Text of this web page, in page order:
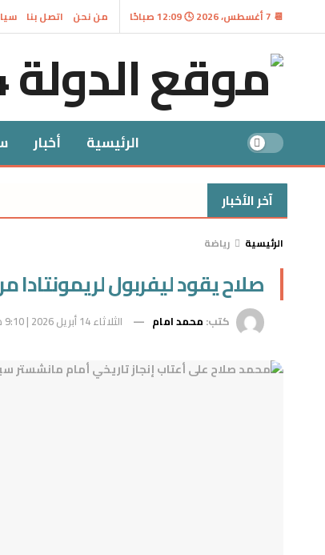
📆 7 أغسطس، 2026 🕓 12:09 صباحًا من نحن اتصل بنا
الرئيسية أخبار
آخر الأخبار
الرئيسية رياضة
صلاح يقود ليفربول لريمونتادا
كتب: محمد امام الثلاثاء 14 أبريل 2026 | 9:10 ص